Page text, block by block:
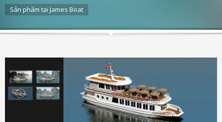
Sản phẩm tại James Boat